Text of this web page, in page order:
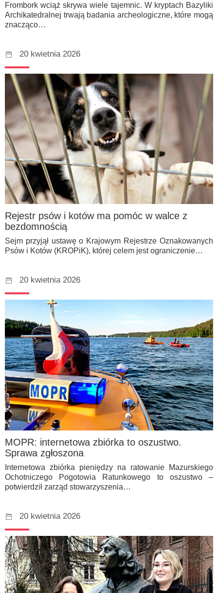
Frombork wciąż skrywa wiele tajemnic. W kryptach Bazyliki
Archikatedralnej trwają badania archeologiczne, które mogą
znacząco…
20 kwietnia 2026
Rejestr psów i kotów ma pomóc w walce z
bezdomnością
Sejm przyjął ustawę o Krajowym Rejestrze Oznakowanych
Psów i Kotów (KROPiK), której celem jest ograniczenie…
20 kwietnia 2026
MOPR: internetowa zbiórka to oszustwo.
Sprawa zgłoszona
Internetowa zbiórka pieniędzy na ratowanie Mazurskiego
Ochotniczego Pogotowia Ratunkowego to oszustwo –
potwierdził zarząd stowarzyszenia…
20 kwietnia 2026